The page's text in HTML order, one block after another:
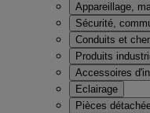
Appareillage,
Sécurité,
Conduits et
Produits
Accessoires
Eclairage
Pièces